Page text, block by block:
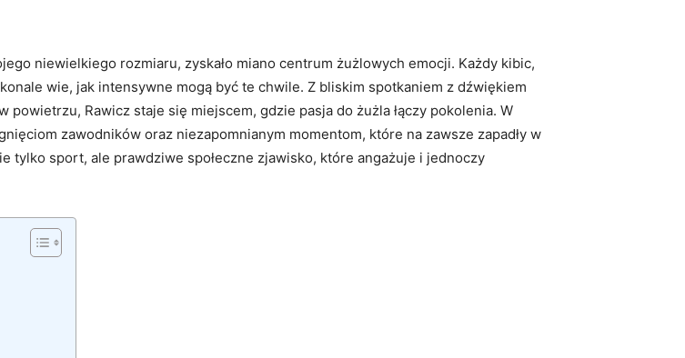
niewielkiego rozmiaru, zyskało miano centrum żużlowych emocji. Każdy kibic,
wie, jak intensywne mogą być te chwile. Z bliskim spotkaniem z dźwiękiem
Rawicz staje się miejscem, gdzie pasja do żużla łączy pokolenia. W
zawodników oraz niezapomnianym momentom, które na zawsze zapadły w
tylko sport, ale prawdziwe społeczne zjawisko, które angażuje i jednoczy